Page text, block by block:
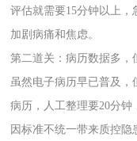
评估就需要15分钟以上，
加剧病痛和焦虑。
第二道关：病历数据多，
虽然电子病历早已普及，
病历，人工整理要20分
因标准不统一带来质控隐